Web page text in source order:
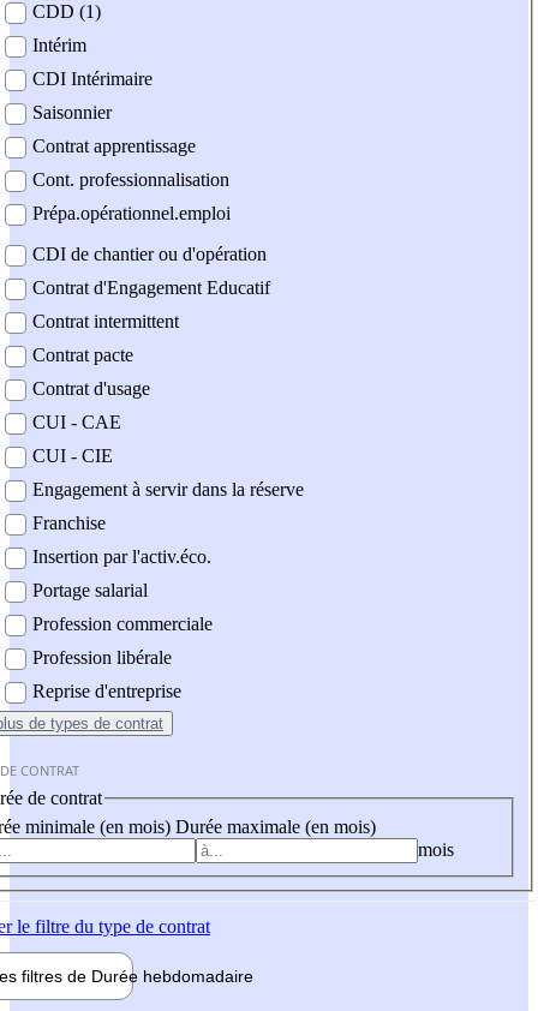
CDD (1)
Intérim
CDI Intérimaire
Saisonnier
Contrat apprentissage
Cont. professionnalisation
Prépa.opérationnel.emploi
CDI de chantier ou d'opération
Contrat d'Engagement Educatif
Contrat intermittent
Contrat pacte
Contrat d'usage
CUI - CAE
CUI - CIE
Engagement à servir dans la réserve
Franchise
Insertion par l'activ.éco.
Portage salarial
Profession commerciale
Profession libérale
Reprise d'entreprise
de types de contrat
CONTRAT
de contrat
minimale (en mois) Durée maximale (en mois)
mois
le filtre du type de contrat
filtres de Durée hebdomadaire